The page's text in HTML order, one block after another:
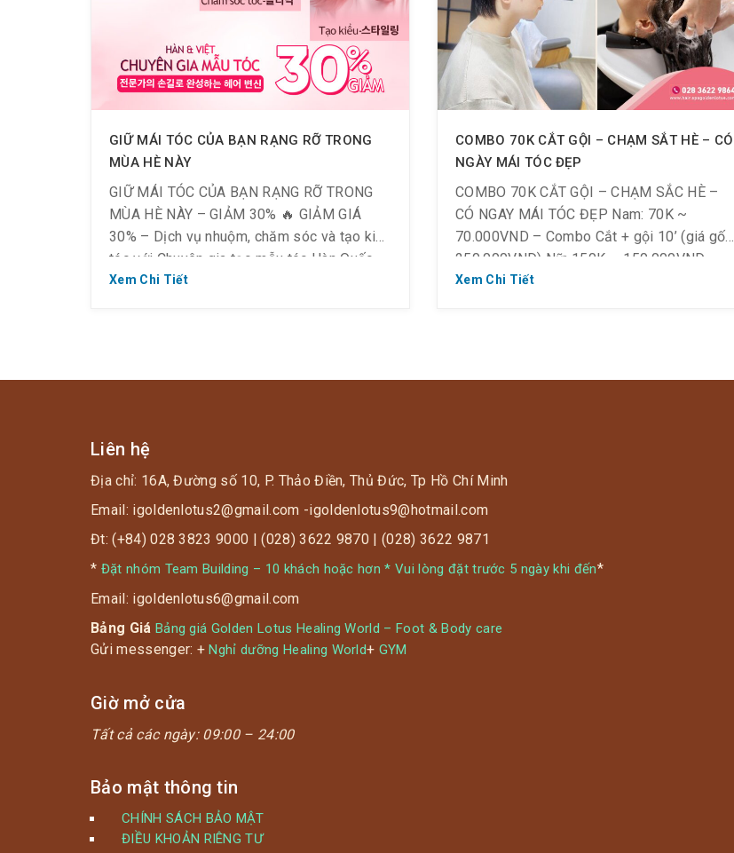
GIỮ MÁI TÓC CỦA BẠN RẠNG RỠ TRONG
MÙA HÈ NÀY
GIỮ MÁI TÓC CỦA BẠN RẠNG RỠ TRONG
MÙA HÈ NÀY – GIẢM 30% 🔥 GIẢM GIÁ
30% – Dịch vụ nhuộm, chăm sóc và tạo kiểu
tóc với Chuyên gia tạo mẫu tóc Hàn Quốc
và Việt Nam ☑️ Thời gian nhận phòng: 10:00
Xem Chi Tiết
COMBO 70K CẮT GỘI – CHẠM SẮT HÈ – CÓ
NGÀY MÁI TÓC ĐẸP
COMBO 70K CẮT GỘI – CHẠM SẮC HÈ –
CÓ NGAY MÁI TÓC ĐẸP Nam: 70K ~
70.000VND – Combo Cắt + gội 10’ (giá gốc
250.000VND) Nữ: 150K ~ 150.000VND –
Combo Cắt + gội 10’ (giá gốc 300.000VND)
Xem Chi Tiết
Liên hệ
Địa chỉ: 16A, Đường số 10, P. Thảo Điền, Thủ Đức, Tp Hồ Chí Minh
Email: igoldenlotus2@gmail.com -igoldenlotus9@hotmail.com
Đt: (+84) 028 3823 9000 | (028) 3622 9870 | (028) 3622 9871
* Đặt nhóm Team Building – 10 khách hoặc hơn * Vui lòng đặt trước 5 ngày khi đến*
Email: igoldenlotus6@gmail.com
Bảng Giá Bảng giá Golden Lotus Healing World – Foot & Body care
Gửi messenger: +Nghỉ dưỡng Healing World+ GYM
Giờ mở cửa
Tất cả các ngày: 09:00 – 24:00
Bảo mật thông tin
CHÍNH SÁCH BẢO MẬT
ĐIỀU KHOẢN RIÊNG TƯ